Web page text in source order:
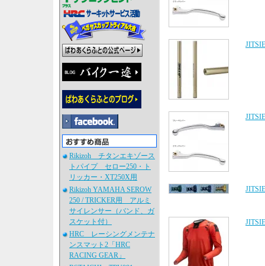
Rikizoh チタンエキゾース
トパイプ セロー250・ト
リッカー・XT250X用
Rikizoh YAMAHA SEROW
250 / TRICKER用 アルミ
サイレンサー（バンド、ガ
スケット付）
HRC レーシングメンテナ
ンスマット2「HRC
RACING GEAR」